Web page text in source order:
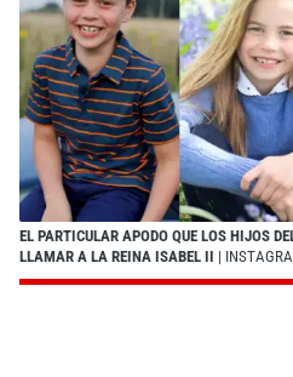
EL PARTICULAR APODO QUE LOS HIJOS
LLAMAR A LA REINA ISABEL II |